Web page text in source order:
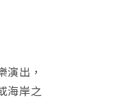
出，
海岸之